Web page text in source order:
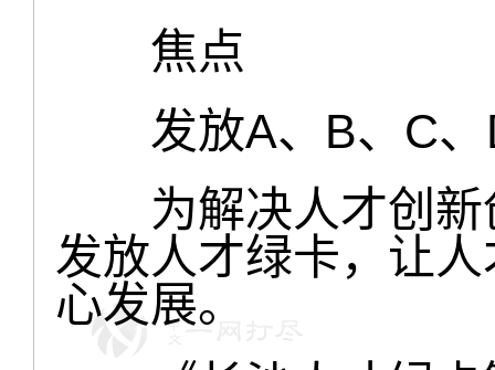
焦点
发放A、B、C、
为解决人才创新
发放人才绿卡，让
心发展。